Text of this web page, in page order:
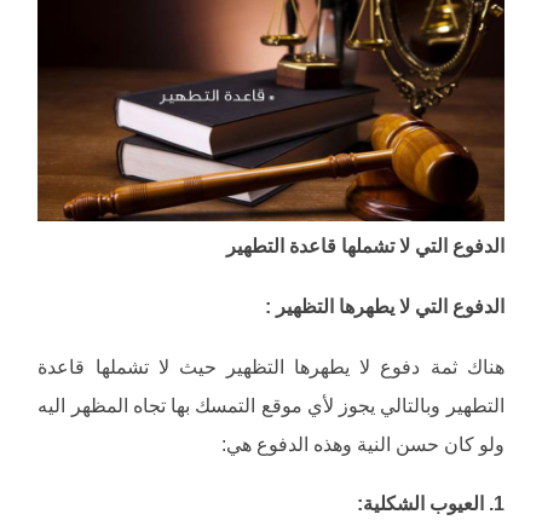
الدفوع التي لا تشملها قاعدة التطهير
الدفوع التي لا يطهرها التظهير :
هناك ثمة دفوع لا يطهرها التظهير حيث لا تشملها قاعدة
التطهير وبالتالي يجوز لأي موقع التمسك بها تجاه المظهر اليه
ولو كان حسن النية وهذه الدفوع هي:
1. العيوب الشكلية: